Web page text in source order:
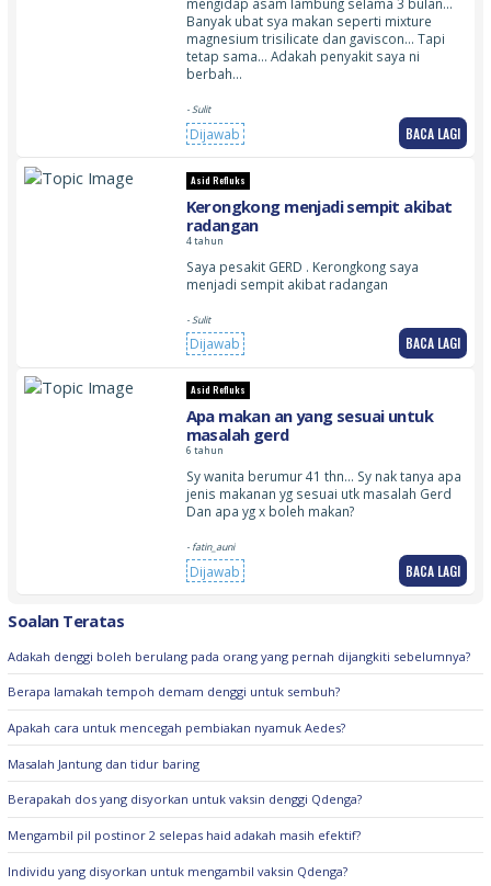
mengidap asam lambung selama 3 bulan…
Banyak ubat sya makan seperti mixture
magnesium trisilicate dan gaviscon… Tapi
tetap sama… Adakah penyakit saya ni
berbah…
- Sulit
Dijawab BACA LAGI
Asid Refluks
Kerongkong menjadi sempit akibat
radangan
4 tahun
Saya pesakit GERD . Kerongkong saya
menjadi sempit akibat radangan
- Sulit
Dijawab BACA LAGI
Asid Refluks
Apa makan an yang sesuai untuk
masalah gerd
6 tahun
Sy wanita berumur 41 thn… Sy nak tanya apa
jenis makanan yg sesuai utk masalah Gerd
Dan apa yg x boleh makan?
- fatin_auni
Dijawab BACA LAGI
Soalan Teratas
Adakah denggi boleh berulang pada orang yang pernah dijangkiti sebelumnya?
Berapa lamakah tempoh demam denggi untuk sembuh?
Apakah cara untuk mencegah pembiakan nyamuk Aedes?
Masalah Jantung dan tidur baring
Berapakah dos yang disyorkan untuk vaksin denggi Qdenga?
Mengambil pil postinor 2 selepas haid adakah masih efektif?
Individu yang disyorkan untuk mengambil vaksin Qdenga?